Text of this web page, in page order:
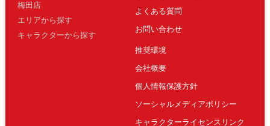
梅田店
エリアから探す
キャラクターから探す
よくある質問
お問い合わせ
推奨環境
会社概要
個人情報保護方針
ソーシャルメディアポリシー
キャラクターライセンスリンク